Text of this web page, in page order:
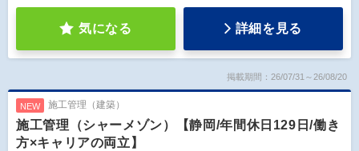
気になる 詳細を見る
掲載期間：26/07/31～26/08/20
NEW 施工管理（建築）
施工管理（シャーメゾン）【静岡/年間休日129日/働き
方×キャリアの両立】